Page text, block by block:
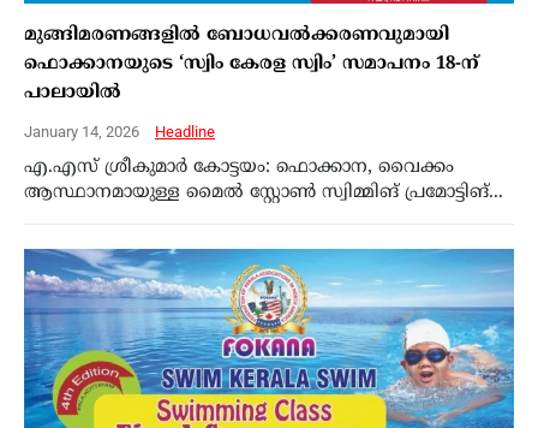
മുങ്ങിമരണങ്ങളില്‍ ബോധവല്‍ക്കരണവുമായി
ഫൊക്കാനയുടെ ‘സ്വിം കേരള സ്വിം’ സമാപനം 18-ന്
പാലായില്‍
January 14, 2026 Headline
എ.എസ് ശ്രീകുമാര്‍ കോട്ടയം: ഫൊക്കാന, വൈക്കം
ആസ്ഥാനമായുള്ള മൈല്‍ സ്റ്റോണ്‍ സ്വിമ്മിങ് പ്രമോട്ടിങ്...